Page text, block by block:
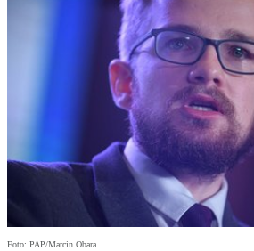
Foto: PAP/Marcin Obara